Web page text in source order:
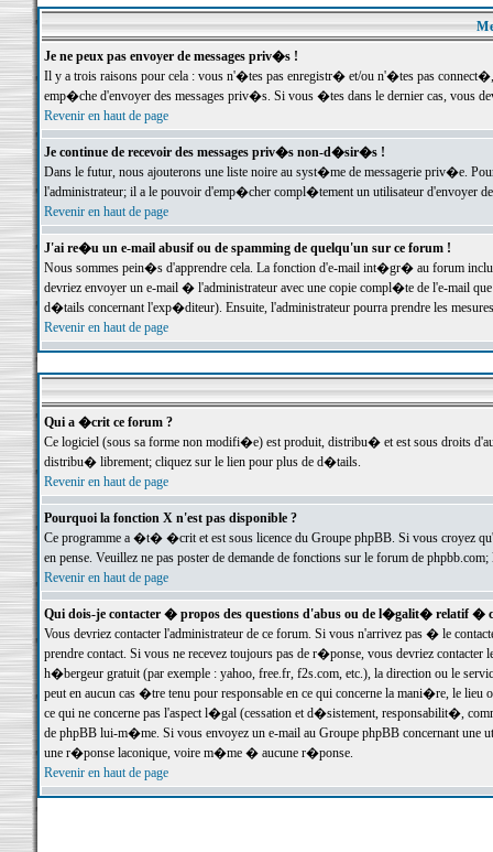
Je ne peux pas envoyer de messages priv�s !
Il y a trois raisons pour cela : vous n'�tes pas enregistr� et/ou n'�tes pas
emp�che d'envoyer des messages priv�s. Si vous �tes dans le dernier cas, vous
Revenir en haut de page
Je continue de recevoir des messages priv�s non-d�sir�s !
Dans le futur, nous ajouterons une liste noire au syst�me de messagerie priv�e.
l'administrateur; il a le pouvoir d'emp�cher compl�tement un utilisateur d'envoyer
Revenir en haut de page
J'ai re�u un e-mail abusif ou de spamming de quelqu'un sur ce forum !
Nous sommes pein�s d'apprendre cela. La fonction d'e-mail int�gr� au forum inclut
devriez envoyer un e-mail � l'administrateur avec une copie compl�te de l'e-mail
d�tails concernant l'exp�diteur). Ensuite, l'administrateur pourra prendre les
Revenir en haut de page
Qui a �crit ce forum ?
Ce logiciel (sous sa forme non modifi�e) est produit, distribu� et est sous droits
distribu� librement; cliquez sur le lien pour plus de d�tails.
Revenir en haut de page
Pourquoi la fonction X n'est pas disponible ?
Ce programme a �t� �crit et est sous licence du Groupe phpBB. Si vous croyez
en pense. Veuillez ne pas poster de demande de fonctions sur le forum de
Revenir en haut de page
Qui dois-je contacter � propos des questions d'abus ou de l�galit� relatif �
Vous devriez contacter l'administrateur de ce forum. Si vous n'arrivez pas � le
prendre contact. Si vous ne recevez toujours pas de r�ponse, vous devriez
h�bergeur gratuit (par exemple : yahoo, free.fr, f2s.com, etc.), la direction ou le
peut en aucun cas �tre tenu pour responsable en ce qui concerne la mani�re, le
ce qui ne concerne pas l'aspect l�gal (cessation et d�sistement, responsabilit�,
de phpBB lui-m�me. Si vous envoyez un e-mail au Groupe phpBB concernant une
une r�ponse laconique, voire m�me � aucune r�ponse.
Revenir en haut de page